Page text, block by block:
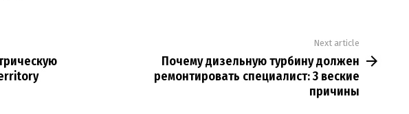
Next article
Почему дизельную турбину должен
ремонтировать специалист: 3 веские
причины